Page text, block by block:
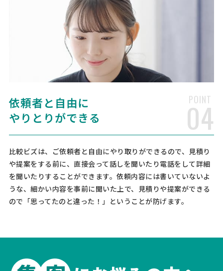
POINT
04
依頼者と自由に
やりとりができる
比較ビズは、ご依頼者と自由にやり取りができるので、見積り
や提案をする前に、直接会って話しを聞いたり電話をして詳細
を聞いたりすることができます。依頼内容には書いていないよ
うな、細かい内容を事前に聞いた上で、見積りや提案ができる
ので「思ってたのと違った！」ということが防げます。
相談して決めたい
[御社の業種] サービス業 [会社規模] 101名〜500名 [年商] 5億以下 [事
業計画書の有無] 無し [申請予定の金額] [相談内容] 助成金申請
【運輸業】補助金コンサルタントの相談
経営コンサルタント > 補助金コンサルタント
総額予算 相談して決めたい 兵庫県
[御社の業種] 運輸業 [会社規模] 1名〜5名 [年商] 3000万以下 [事業計
画書の有無] 無し [申請予定の金額] [相談内容] 兵庫県で倉庫業を営ん
でいます。 パートスタッフ3名、契約社員2名を雇用しています。 今後
人気案件
【飲食店】店舗コンサルティン
グの相談・提案依頼
経営コンサルタント > 飲食店コンサルタント
[売上規模] 3000万〜5000万 [出店状況] 営業 …